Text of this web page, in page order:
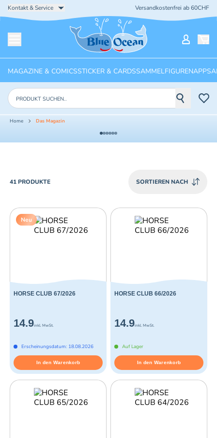
Kontakt & Service Versandkostenfrei ab 60CHF
Startseite
MAGAZINE & COMICSSTICKER & CARDSSAMMELFIGURENAPPS
Produkte suchen
Home Das Magazin
PRODUCTS
41 PRODUKTE SORTIEREN NACH
Neu
HORSE CLUB 67/2026
14.9inkl. MwSt.
Erscheinungsdatum: 18.08.2026
In den Warenkorb
HORSE CLUB 66/2026
14.9inkl. MwSt.
Auf Lager
In den Warenkorb